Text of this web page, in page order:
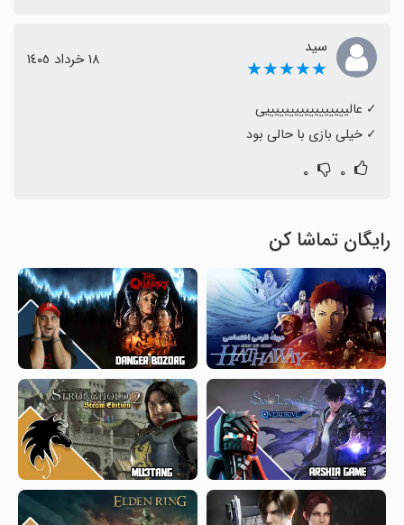
سید
★★★★★ ١٨ خرداد ١٤٠٥
‏✓ خیلی بازی با حالی بود
۰ ۰
رایگان تماشا کن